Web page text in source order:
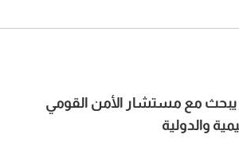
يبحث مع مستشار الأمن القومي
والدولية